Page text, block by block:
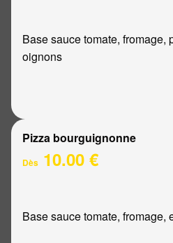
Base sauce tomate, fromage,
oignons
Pizza bourguignonne
Dès 10.00 €
Base sauce tomate, fromage,